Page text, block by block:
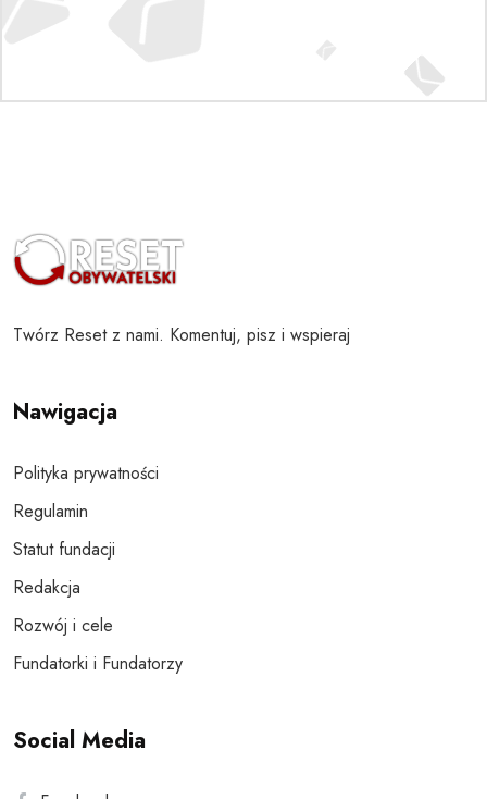
Twórz Reset z nami. Komentuj, pisz i wspieraj
Nawigacja
Polityka prywatności
Regulamin
Statut fundacji
Redakcja
Rozwój i cele
Fundatorki i Fundatorzy
Social Media